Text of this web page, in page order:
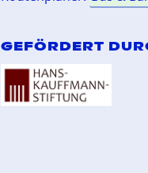
GEFÖRDERT